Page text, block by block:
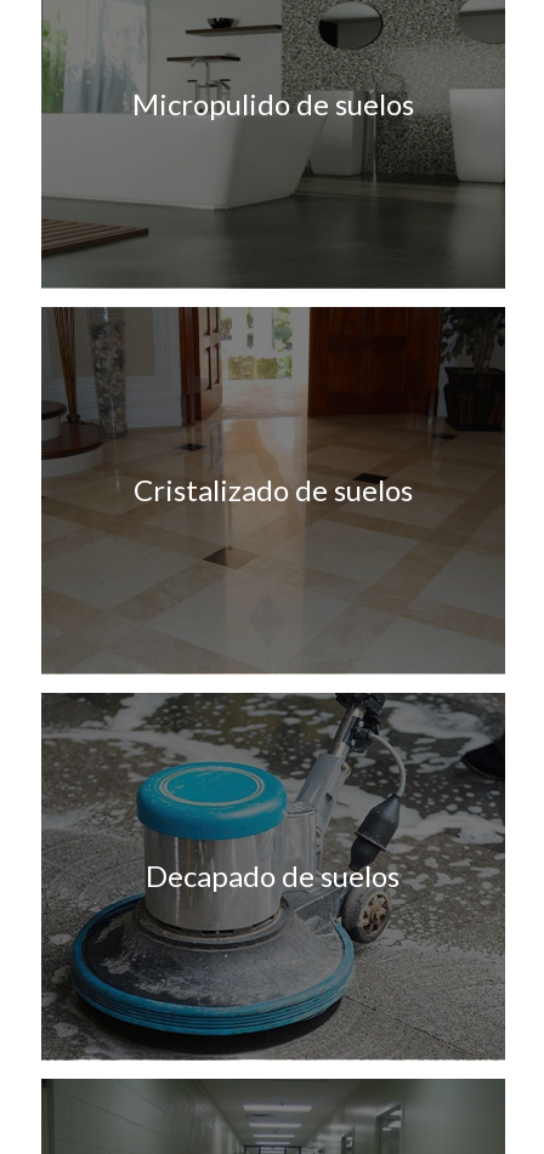
Micropulido de suelos
Cristalizado de suelos
Decapado de suelos